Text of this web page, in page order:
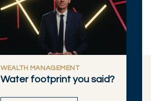
WEALTH MANAGEMENT
Water footprint you said?